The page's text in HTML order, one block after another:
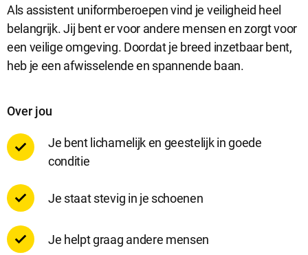
Functionele cookies
Functionele cookies hebben een functionele rol binnen de
website. De cookies zorgen ervoor dat de website goed
functioneert.
Analytische cookies
Analytische cookies geven ons inzicht in hoe de website wordt
gebruikt. Op basis van deze informatie kunnen wij deze website
gebruiksvriendelijker maken.
Marketing cookies worden gebruikt om relevante advertenties te
kunnen tonen op advertentieplatformen zoals Facebook en
Als assistent uniformberoepen vind je veiligheid heel
belangrijk. Jij bent er voor andere mensen en zorgt voor
een veilige omgeving. Doordat je breed inzetbaar bent,
heb je een afwisselende en spannende baan.
Over jou
Je bent lichamelijk en geestelijk in goede
conditie
Je staat stevig in je schoenen
Je helpt graag andere mensen